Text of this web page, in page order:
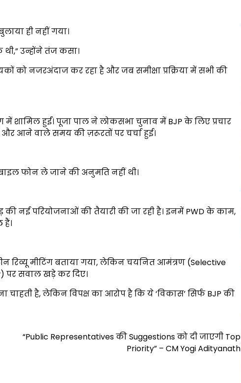
ही नहीं गया।
उन्होंने तंज कसा।
को नजरअंदाज कर रहा है और जब समीक्षा प्रक्रिया में सभी की
में शामिल हुईं। पूजा पाल ने लोकसभा चुनाव में BJP के लिए प्रचार
और आने वाले समय की ज़रूरतों पर चर्चा हुई।
फोन ले जाने की अनुमति नहीं थी।
की नई परियोजनाओं की तैयारी की जा रही है। इनमें PWD के काम,
रिव्यू मीटिंग बताया गया, लेकिन चयनित आमंत्रण (Selective
पर सवाल खड़े कर दिए।
है, लेकिन विपक्ष का आरोप है कि ये ‘विकास’ सिर्फ BJP की
“Public Representatives की Suggestions को दी जाएगी Top
Priority” – CM Yogi Adityanath